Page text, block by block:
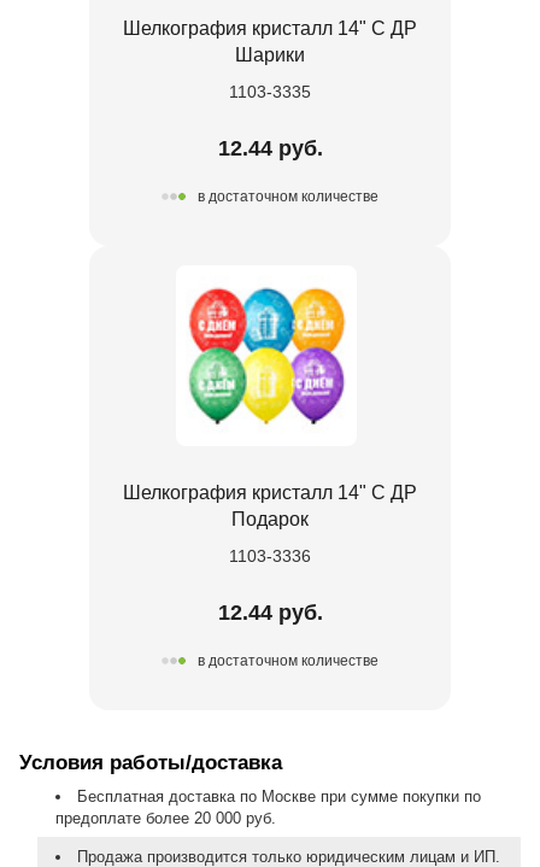
Шелкография кристалл 14" С ДР
Шарики
1103-3335
12.44 руб.
в достаточном количестве
Шелкография кристалл 14" С ДР
Подарок
1103-3336
12.44 руб.
в достаточном количестве
Условия работы/доставка
Бесплатная доставка по Москве при сумме покупки по
предоплате более 20 000 руб.
Продажа производится только юридическим лицам и ИП.